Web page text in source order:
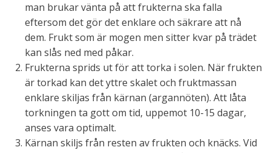
man brukar vänta på att frukterna ska falla
eftersom det gör det enklare och säkrare att nå
dem. Frukt som är mogen men sitter kvar på trädet
kan slås ned med påkar.
Frukterna sprids ut för att torka i solen. När frukten
är torkad kan det yttre skalet och fruktmassan
enklare skiljas från kärnan (argannöten). Att låta
torkningen ta gott om tid, uppemot 10-15 dagar,
anses vara optimalt.
Kärnan skiljs från resten av frukten och knäcks. Vid